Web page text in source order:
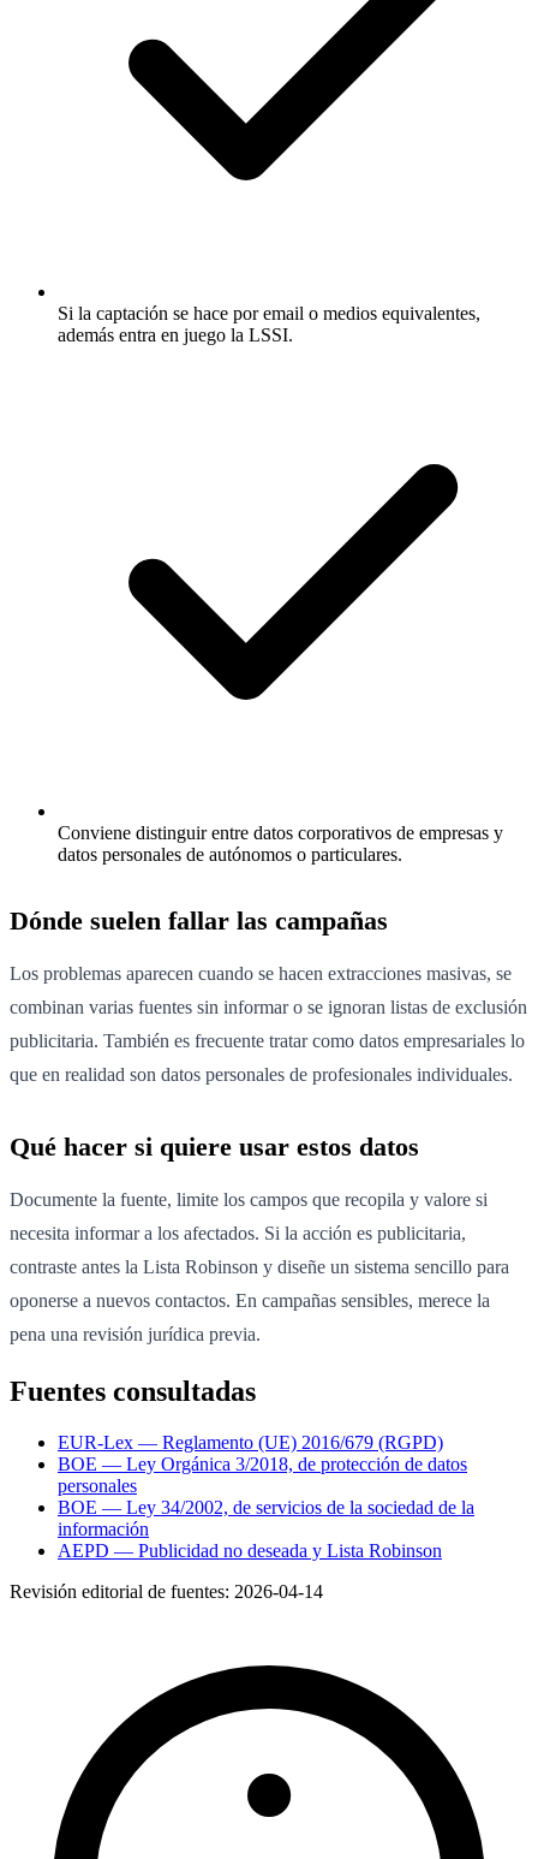
Si la captación se hace por email o medios equivalentes,
además entra en juego la LSSI.
Conviene distinguir entre datos corporativos de empresas y
datos personales de autónomos o particulares.
Dónde suelen fallar las campañas
Los problemas aparecen cuando se hacen extracciones masivas, se
combinan varias fuentes sin informar o se ignoran listas de exclusión
publicitaria. También es frecuente tratar como datos empresariales lo
que en realidad son datos personales de profesionales individuales.
Qué hacer si quiere usar estos datos
Documente la fuente, limite los campos que recopila y valore si
necesita informar a los afectados. Si la acción es publicitaria,
contraste antes la Lista Robinson y diseñe un sistema sencillo para
oponerse a nuevos contactos. En campañas sensibles, merece la
pena una revisión jurídica previa.
Fuentes consultadas
EUR-Lex — Reglamento (UE) 2016/679 (RGPD)
BOE — Ley Orgánica 3/2018, de protección de datos
personales
BOE — Ley 34/2002, de servicios de la sociedad de la
información
AEPD — Publicidad no deseada y Lista Robinson
Revisión editorial de fuentes: 2026-04-14